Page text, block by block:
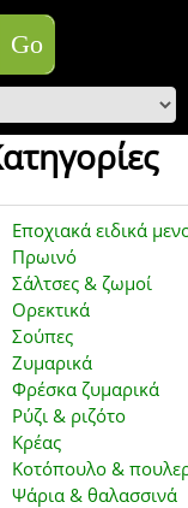
Εποχιακά ειδικά
Πρωινό
Σάλτσες & ζωμοί
Ορεκτικά
Σούπες
Ζυμαρικά
Φρέσκα ζυμαρικά
Ρύζι & ριζότο
Κρέας
Κοτόπουλο &
Ψάρια & θαλασσινά